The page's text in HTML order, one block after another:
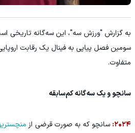
به گزارش "ورزش سه"، این سه‌گانه تاریخی
سومین فصل پیاپی به فینال یک رقابت
متفاوت.
سانچو و یک سه‌گانه کم‌سابقه
۲۰۲۴: سانچو که به صورت قرضی از